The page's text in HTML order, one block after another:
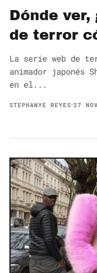
Dónde
de terror
La serie web de
animador japonés
en el...
STEPHANYE REYES 27